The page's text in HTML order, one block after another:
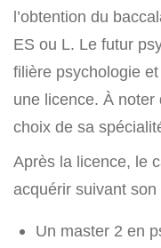
l’obtention du
ES ou L. Le futur
filière psychologie
une licence. À noter
choix de sa
Après la licence, le
acquérir suivant son
Un master 2 en